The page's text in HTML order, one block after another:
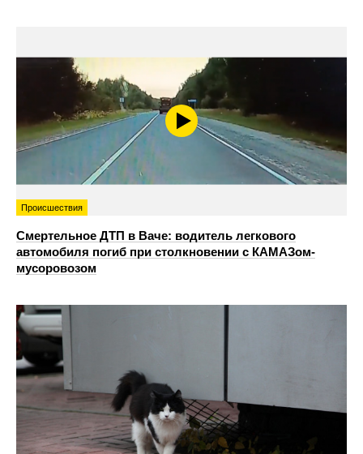
Происшествия
Смертельное ДТП в Ваче: водитель легкового
автомобиля погиб при столкновении с КАМАЗом-
мусоровозом